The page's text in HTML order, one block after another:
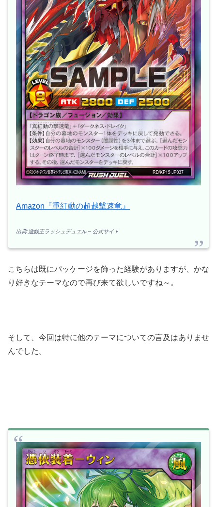
Amazon『重紅動の超越撃速竜』
出典:遊戯王ラッシュデュエル – 公式サイト
こちらは既にパッケージを飾った経験がありますが、かな
り好きなテーマなので再び来て欲しいですね～。
そして、今回は特に他のテーマについての言及はありませ
んでした。